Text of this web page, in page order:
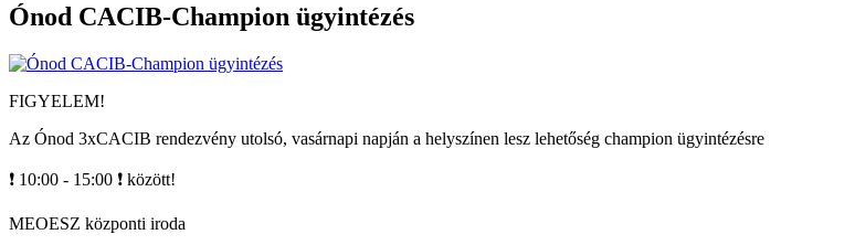
Ónod CACIB-Champion ügyintézés
FIGYELEM!
Az Ónod 3xCACIB rendezvény utolsó, vasárnapi napján a helyszínen lesz lehetőség champion ügyintézésre
❗ 10:00 - 15:00 ❗ között!
MEOESZ központi iroda